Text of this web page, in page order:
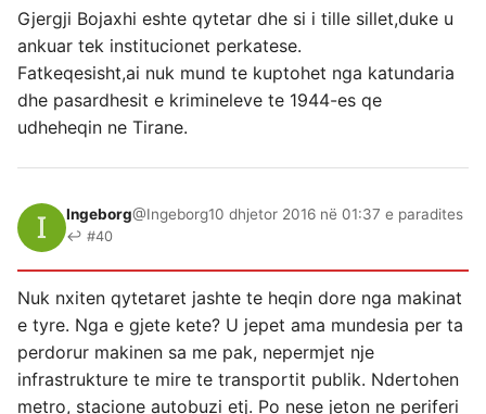
Gjergji Bojaxhi eshte qytetar dhe si i tille sillet,duke u
ankuar tek institucionet perkatese.
Fatkeqesisht,ai nuk mund te kuptohet nga katundaria
dhe pasardhesit e krimineleve te 1944-es qe
udheheqin ne Tirane.
Ingeborg@Ingeborg10 dhjetor 2016 në 01:37 e paradites
↩ #40
Nuk nxiten qytetaret jashte te heqin dore nga makinat
e tyre. Nga e gjete kete? U jepet ama mundesia per ta
perdorur makinen sa me pak, nepermjet nje
infrastrukture te mire te transportit publik. Ndertohen
metro, stacione autobuzi etj. Po nese jeton ne periferi